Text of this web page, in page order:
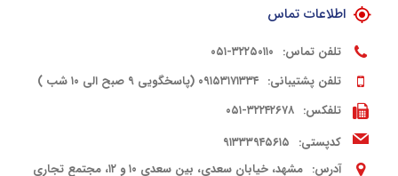
اطلاعات تماس
تلفن تماس: ۳۲۲۵۰۱۱۰-۰۵۱
تلفن پشتیبانی: ۰۹۱۵۳۱۷۱۳۳۴ (پاسخگویی ۹ صبح الی ۱۰ شب )
تلفکس: ۳۲۲۴۲۶۷۸-۰۵۱
کدپستی: ۹۱۳۳۳۹۴۵۶۱۵
آدرس:
مشهد، خیابان سعدی، بین سعدی ۱۰ و ۱۲، مجتمع تجاری